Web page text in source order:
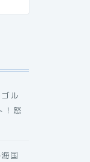
ル
！怒
国